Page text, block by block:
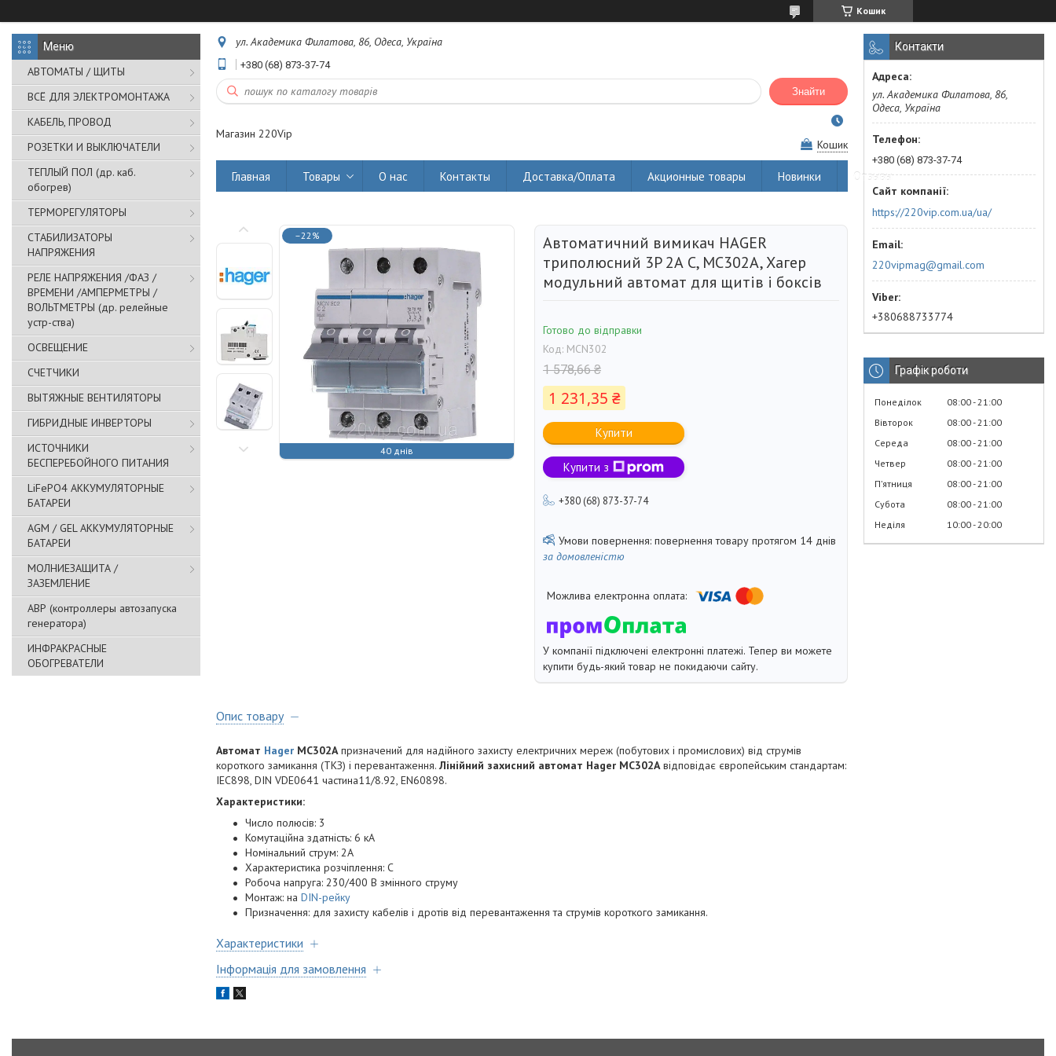
Кошик
АВТОМАТЫ / ЩИТЫ
ВСЁ ДЛЯ ЭЛЕКТРОМОНТАЖА
КАБЕЛЬ, ПРОВОД
РОЗЕТКИ И ВЫКЛЮЧАТЕЛИ
ТЕПЛЫЙ ПОЛ (др. каб.
обогрев)
ТЕРМОРЕГУЛЯТОРЫ
СТАБИЛИЗАТОРЫ
НАПРЯЖЕНИЯ
РЕЛЕ НАПРЯЖЕНИЯ /ФАЗ /
ВРЕМЕНИ /АМПЕРМЕТРЫ /
ВОЛЬТМЕТРЫ (др. релейные
устр-ства)
ОСВЕЩЕНИЕ
СЧЕТЧИКИ
ВЫТЯЖНЫЕ ВЕНТИЛЯТОРЫ
ГИБРИДНЫЕ ИНВЕРТОРЫ
ИСТОЧНИКИ
БЕСПЕРЕБОЙНОГО ПИТАНИЯ
LiFePO4 АККУМУЛЯТОРНЫЕ
БАТАРЕИ
AGM / GEL АККУМУЛЯТОРНЫЕ
БАТАРЕИ
МОЛНИЕЗАЩИТА /
ЗАЗЕМЛЕНИЕ
АВР (контроллеры автозапуска
генератора)
ИНФРАКРАСНЫЕ
ОБОГРЕВАТЕЛИ
ул. Академика Филатова, 86, Одеса, Україна
+380 (68) 873-37-74
Знайти
Магазин 220Vip
Кошик
Главная Товары О нас Контакты Доставка/Оплата Акционные товары Новинки Отзывы
–22%
40 днів
Автоматичний вимикач HAGER
триполюсний 3P 2А C, MC302A, Хагер
модульний автомат для щитів і боксів
Готово до відправки
Код: MCN302
1 578,66 ₴
1 231,35 ₴
Купити
Купити з
+380 (68) 873-37-74
повернення товару протягом 14 днів
за домовленістю
У компанії підключені електронні платежі. Тепер ви можете
купити будь-який товар не покидаючи сайту.
Опис товару
Автомат Hager MC302Aпризначений для надійного захисту електричних мереж (побутових і промислових) від струмів
короткого замикання (ТКЗ) і перевантаження.Лінійний захисний автомат Hager MC302Aвідповідає європейським стандартам:
IEC898, DIN VDE0641 частина11/8.92, EN60898.
Характеристики:
Число полюсів: 3
Комутаційна здатність: 6 кА
Номінальний струм: 2А
Характеристика розчіплення: С
Робоча напруга: 230/400 В змінного струму
Монтаж: на DIN-рейку
Призначення: для захисту кабелів і дротів від перевантаження та струмів короткого замикання.
Характеристики
Інформація для замовлення
Контакти
ул. Академика Филатова, 86,
Одеса, Україна
+380 (68) 873-37-74
https://220vip.com.ua/ua/
220vipmag@gmail.com
+380688733774
Графік роботи
Понеділок 08:00 21:00
Вівторок
08:00 21:00
Середа
08:00 21:00
Четвер
08:00 21:00
Пʼятниця
08:00 21:00
Субота
08:00 21:00
Неділя
10:00 20:00